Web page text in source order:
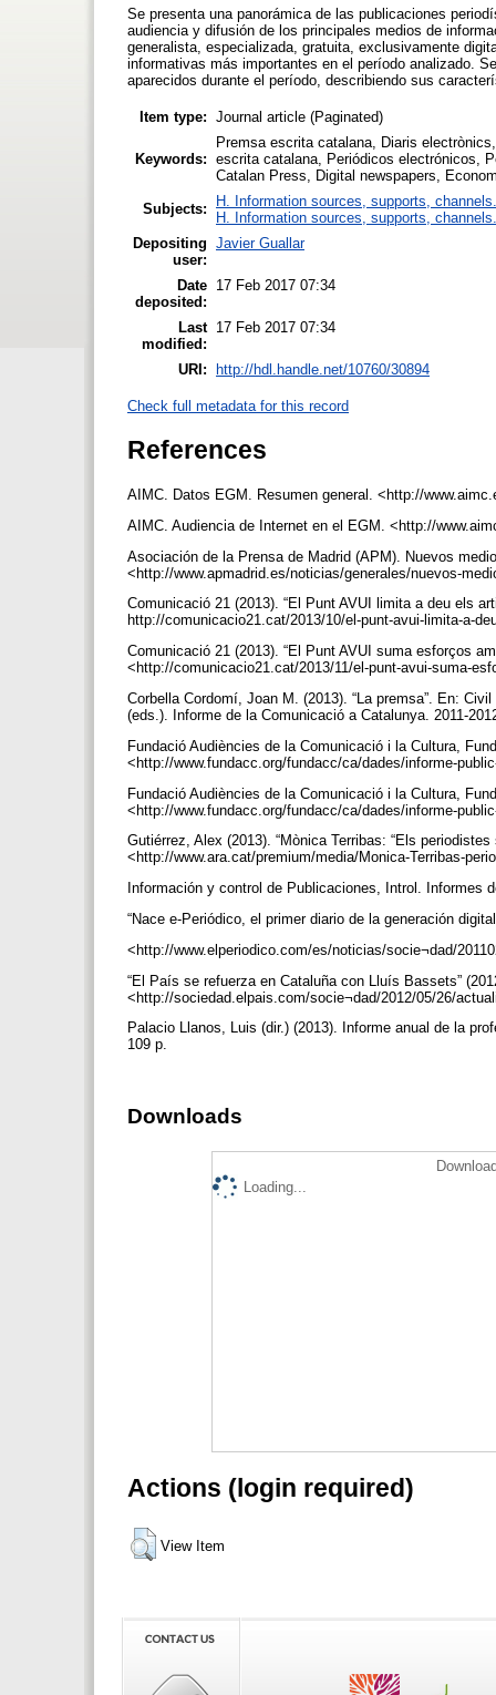
Se presenta una panorámica de las publicaciones
audiencia y difusión de los principales medios de
generalista, especializada, gratuita, exclusivamente
informativas más importantes en el período analizado.
aparecidos durante el período, describiendo sus
Item type: Journal article (Paginated)
Keywords:
Premsa escrita catalana, Diaris
escrita catalana, Periódicos electrónicos,
Catalan Press, Digital newspapers,
Subjects:
H. Information sources, supports, channels.
H. Information sources, supports, channels.
Depositing
user:
Javier Guallar
Date
deposited:
17 Feb 2017 07:34
Last
modified:
17 Feb 2017 07:34
URI: http://hdl.handle.net/10760/30894
Check full metadata for this record
References
AIMC. Datos EGM. Resumen general. <http://
AIMC. Audiencia de Internet en el EGM. <http://
Asociación de la Prensa de Madrid (APM). Nuevos
<http://www.apmadrid.es/noticias/generales/nuevos-
Comunicació 21 (2013). “El Punt AVUI limita a deu els
http://comunicacio21.cat/2013/10/el-punt-avui-limita-a-
Comunicació 21 (2013). “El Punt AVUI suma esforços
<http://comunicacio21.cat/2013/11/el-punt-avui-suma-
Corbella Cordomí, Joan M. (2013). “La premsa”. En:
(eds.). Informe de la Comunicació a Catalunya. 2011-
Fundació Audiències de la Comunicació i la Cultura,
<http://www.fundacc.org/fundacc/ca/dades/informe-
Fundació Audiències de la Comunicació i la Cultura,
<http://www.fundacc.org/fundacc/ca/dades/informe-
Gutiérrez, Alex (2013). “Mònica Terribas: “Els
<http://www.ara.cat/premium/media/Monica-Terribas-
Información y control de Publicaciones, Introl. Informes
“Nace e-Periódico, el primer diario de la generación
<http://www.elperiodico.com/es/noticias/socie¬dad/
“El País se refuerza en Cataluña con Lluís Bassets”
<http://sociedad.elpais.com/socie¬dad/2012/05/26/
Palacio Llanos, Luis (dir.) (2013). Informe anual de la
109 p.
Downloads
Loading...
Actions (login required)
View Item